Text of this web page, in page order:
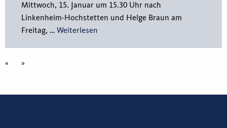
Mittwoch, 15. Januar um 15.30 Uhr nach
Linkenheim-Hochstetten und Helge Braun am
Freitag, … Weiterlesen
« »